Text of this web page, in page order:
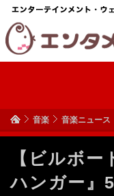
音楽 音楽ニュース
【ビルボ
ハンガー』